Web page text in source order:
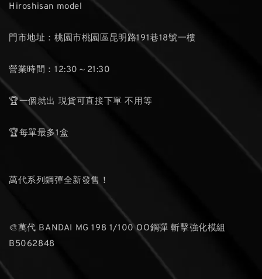
Hiroshisan model
門市地址：桃園市桃園區昆明路191巷18號一樓
營業時間：12:30～21:30
🏆一個就出 現貨可直接下單 不用等
🏆每單最多1盒
萬代系列鋼彈全新發售！
🎨萬代 BANDAI MG 198 1/100 OO鋼彈 斬擊強化模組
B5062848